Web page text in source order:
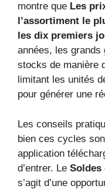
montre que Les
l’assortiment le
les dix premiers
années, les grands
stocks de manière
limitant les unités
pour générer une
Les conseils
bien ces cycles
application
d’entrer. Le Soldes
s’agit d’une